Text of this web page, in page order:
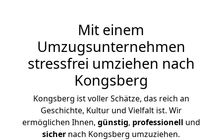
Mit einem
Umzugsunternehmen
stressfrei umziehen nach
Kongsberg
Kongsberg ist voller Schätze, das reich an
Geschichte, Kultur und Vielfalt ist. Wir
ermöglichen Ihnen, günstig, professionell und
sicher nach Kongsberg umzuziehen.